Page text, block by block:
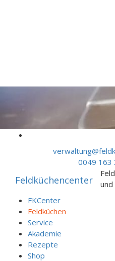
0049 163
Feldküchencenter
FKCenter
Feldküchen
Service
Akademie
Rezepte
Shop